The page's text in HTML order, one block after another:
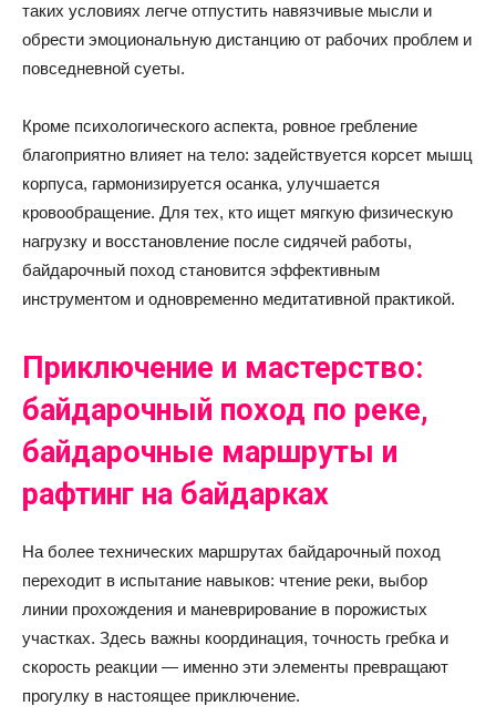
таких условиях легче отпустить навязчивые мысли и
обрести эмоциональную дистанцию от рабочих проблем и
повседневной суеты.
Кроме психологического аспекта, ровное гребление
благоприятно влияет на тело: задействуется корсет мышц
корпуса, гармонизируется осанка, улучшается
кровообращение. Для тех, кто ищет мягкую физическую
нагрузку и восстановление после сидячей работы,
байдарочный поход становится эффективным
инструментом и одновременно медитативной практикой.
Приключение и мастерство:
байдарочный поход по реке,
байдарочные маршруты и
рафтинг на байдарках
На более технических маршрутах байдарочный поход
переходит в испытание навыков: чтение реки, выбор
линии прохождения и маневрирование в порожистых
участках. Здесь важны координация, точность гребка и
скорость реакции — именно эти элементы превращают
прогулку в настоящее приключение.